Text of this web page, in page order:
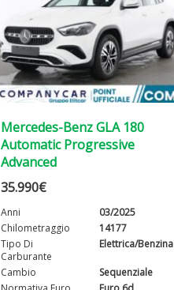
Mercedes-Benz GLA 180
Automatic Progressive
Advanced
35.990€
Anni
03/2025
Chilometraggio
14177
Tipo Di
Carburante
Elettrica/Benzina
Cambio
Sequenziale